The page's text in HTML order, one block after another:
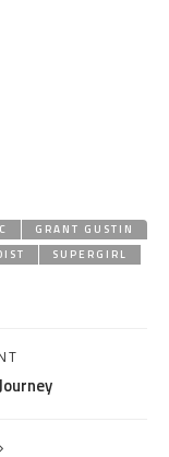
GRANT GUSTIN
SUPERGIRL